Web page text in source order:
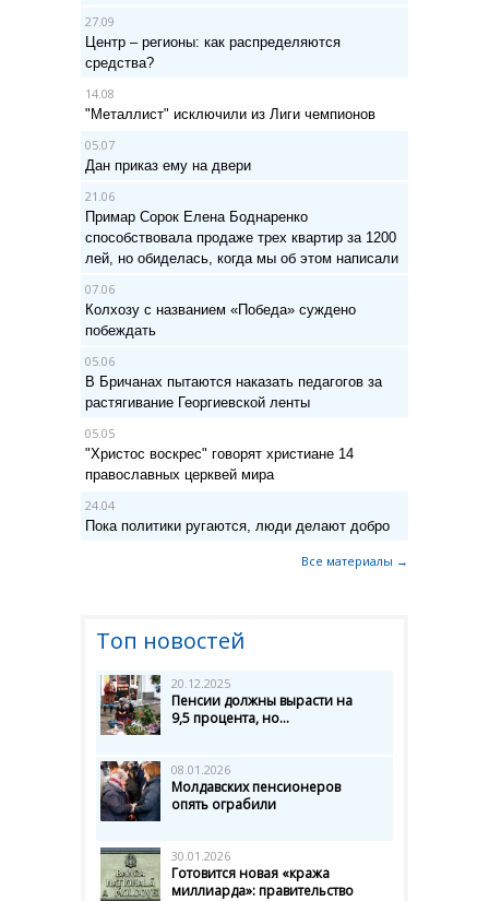
27.09
Центр – регионы: как распределяются
средства?
14.08
"Металлист" исключили из Лиги чемпионов
05.07
Дан приказ ему на двери
21.06
Примар Сорок Елена Боднаренко
способствовала продаже трех квартир за 1200
лей, но обиделась, когда мы об этом написали
07.06
Колхозу с названием «Победа» суждено
побеждать
05.06
В Бричанах пытаются наказать педагогов за
растягивание Георгиевской ленты
05.05
"Христос воскрес" говорят христиане 14
православных церквей мира
24.04
Пока политики ругаются, люди делают добро
Все материалы →
Топ новостей
20.12.2025
Пенсии должны вырасти на
9,5 процента, но...
08.01.2026
Молдавских пенсионеров
опять ограбили
30.01.2026
Готовится новая «кража
миллиарда»: правительство